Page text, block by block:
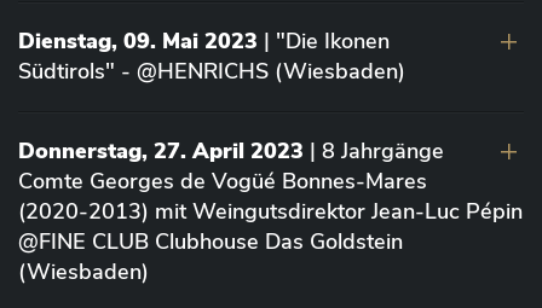
Dienstag, 09. Mai 2023 | "Die Ikonen
Südtirols" - @HENRICHS (Wiesbaden)
Donnerstag, 27. April 2023 | 8 Jahrgänge
Comte Georges de Vogüé Bonnes-Mares
(2020-2013) mit Weingutsdirektor Jean-Luc Pépin
@FINE CLUB Clubhouse Das Goldstein
(Wiesbaden)